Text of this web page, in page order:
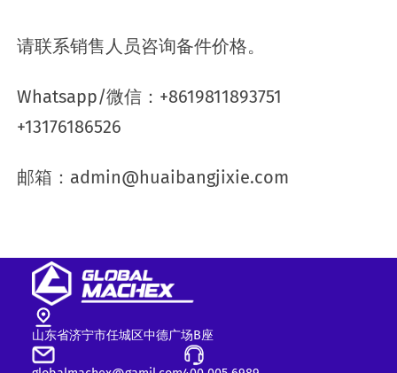
请联系销售人员咨询备件价格。
Whatsapp/微信：+8619811893751
+13176186526
邮箱：admin@huaibangjixie.com
山东省济宁市任城区中德广场B座